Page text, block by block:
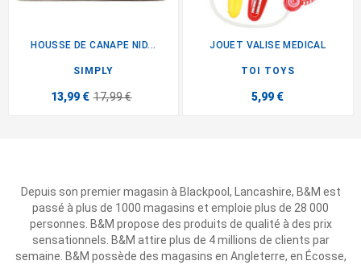
HOUSSE DE CANAPE NID...
SIMPLY
13,99 € 17,99 €
JOUET VALISE MEDICAL
TOI TOYS
5,99 €
Depuis son premier magasin à Blackpool, Lancashire, B&M est
passé à plus de 1000 magasins et emploie plus de 28 000
personnes. B&M propose des produits de qualité à des prix
sensationnels. B&M attire plus de 4 millions de clients par
semaine. B&M possède des magasins en Angleterre, en Écosse,